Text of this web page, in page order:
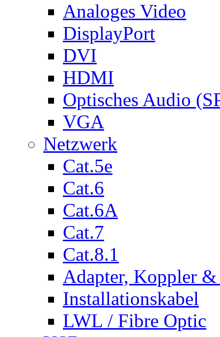
Analoges Video
DisplayPort
DVI
HDMI
Optisches Audio
VGA
Netzwerk
Cat.5e
Cat.6
Cat.6A
Cat.7
Cat.8.1
Adapter, Koppler &
Installationskabel
LWL / Fibre Optic